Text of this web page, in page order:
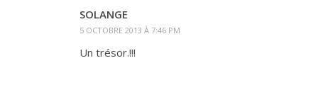
SOLANGE
5 OCTOBRE 2013 À 7:46 PM
Un trésor.!!!